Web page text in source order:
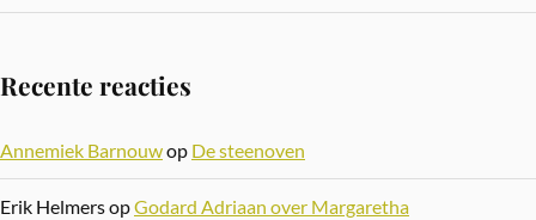
Recente reacties
Annemiek Barnouwop De steenoven
Erik HelmersopGodard Adriaan over Margaretha